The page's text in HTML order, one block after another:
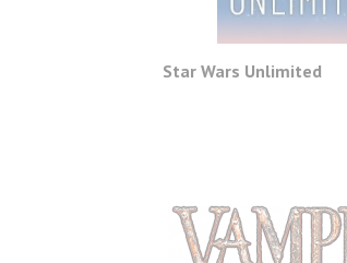
Star Wars Unlimited